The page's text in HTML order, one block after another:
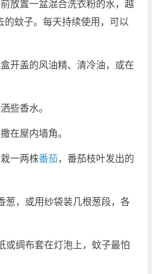
放置一盆混合洗衣粉的水，越
的蚊子。每天持续使用，可以
开盖的风油精、清冷油，或在
些香水。
在屋内墙角。
一两株番茄，番茄枝叶发出的
葱，或用纱袋装几根葱段，各
或绸布套在灯泡上，蚊子最怕